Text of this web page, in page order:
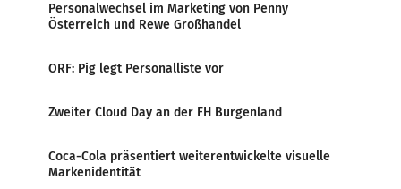
Personalwechsel im Marketing von Penny
Österreich und Rewe Großhandel
ORF: Pig legt Personalliste vor
Zweiter Cloud Day an der FH Burgenland
Coca-Cola präsentiert weiterentwickelte visuelle
Markenidentität